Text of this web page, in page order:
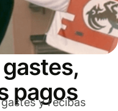
pagos
y recibas